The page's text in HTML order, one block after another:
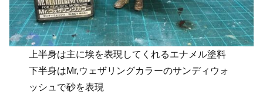
上半身は主に埃を表現してくれるエナメル塗料
下半身はMr,ウェザリングカラーのサンディウォ
ッシュで砂を表現